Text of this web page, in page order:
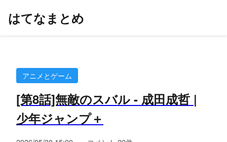
はてなまとめ
アニメとゲーム
[第8話]無敵のスバル - 成田成哲 |
少年ジャンプ＋